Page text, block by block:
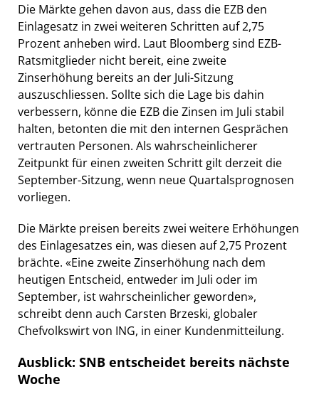
Die Märkte gehen davon aus, dass die EZB den
Einlagesatz in zwei weiteren Schritten auf 2,75
Prozent anheben wird. Laut Bloomberg sind EZB-
Ratsmitglieder nicht bereit, eine zweite
Zinserhöhung bereits an der Juli-Sitzung
auszuschliessen. Sollte sich die Lage bis dahin
verbessern, könne die EZB die Zinsen im Juli stabil
halten, betonten die mit den internen Gesprächen
vertrauten Personen. Als wahrscheinlicherer
Zeitpunkt für einen zweiten Schritt gilt derzeit die
September-Sitzung, wenn neue Quartalsprognosen
vorliegen.
Die Märkte preisen bereits zwei weitere Erhöhungen
des Einlagesatzes ein, was diesen auf 2,75 Prozent
brächte. «Eine zweite Zinserhöhung nach dem
heutigen Entscheid, entweder im Juli oder im
September, ist wahrscheinlicher geworden»,
schreibt denn auch Carsten Brzeski, globaler
Chefvolkswirt von ING, in einer Kundenmitteilung.
Ausblick: SNB entscheidet bereits nächste
Woche